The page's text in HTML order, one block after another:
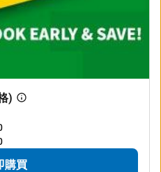
)
購買